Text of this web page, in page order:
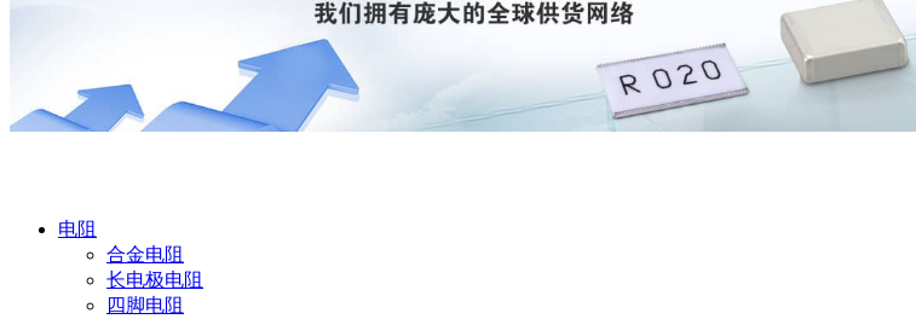
电阻
合金电阻
长电极电阻
四脚电阻